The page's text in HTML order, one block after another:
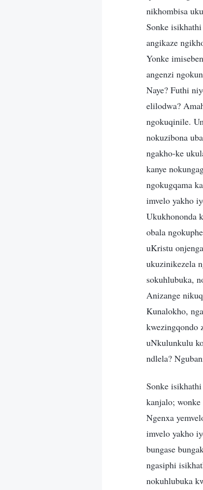
nikhombisa
Sonke
angikaze
Yonke
angenzi
Naye? Futhi
elilodwa?
ngokuqinile.
nokuzibona
ngakho-ke
kanye
ngokugqama
imvelo yakho
Ukukhononda
obala
uKristu
ukuzinikezela
sokuhlubuka,
Anizange
Kunalokho,
kwezingqondo
uNkulunkulu
ndlela?
Sonke
kanjalo;
Ngenxa
imvelo yakho
bungase
ngasiphi
nokuhlubuka